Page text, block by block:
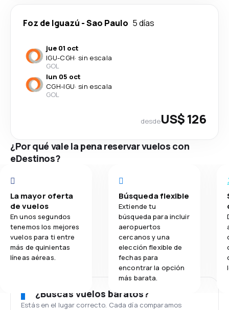
Foz de Iguazú -Sao Paulo 5 días
jue 01 oct
IGU-CGH· sin escala
GOL
lun 05 oct
CGH-IGU· sin escala
GOL
desdeUS$ 126
¿Por qué vale la pena reservar vuelos con
eDestinos?
La mayor oferta
de vuelos
En unos segundos
tenemos los mejores
vuelos para ti entre
más de quinientas
líneas aéreas.
Búsqueda flexible
Extiende tu
búsqueda para incluir
aeropuertos
cercanos y una
elección flexible de
fechas para
encontrar la opción
más barata.
¿Buscas vuelos baratos?
Estás en el lugar correcto. Cada día comparamos